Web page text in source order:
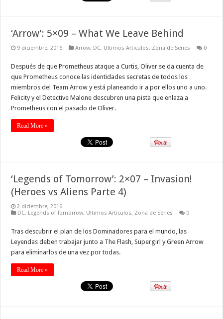
‘Arrow’: 5×09 – What We Leave Behind
9 diciembre, 2016 Arrow, DC, Ultimos Articulos, Zona de Series 0
Después de que Prometheus ataque a Curtis, Oliver se da cuenta de
que Prometheus conoce las identidades secretas de todos los
miembros del Team Arrow y está planeando ir a por ellos uno a uno.
Felicity y el Detective Malone descubren una pista que enlaza a
Prometheus con el pasado de Oliver.
Read More »
‘Legends of Tomorrow’: 2×07 – Invasion!
(Heroes vs Aliens Parte 4)
2 diciembre, 2016
DC, Legends of Tomorrow, Ultimos Articulos, Zona de Series 0
Tras descubrir el plan de los Dominadores para el mundo, las
Leyendas deben trabajar junto a The Flash, Supergirl y Green Arrow
para eliminarlos de una vez por todas.
Read More »